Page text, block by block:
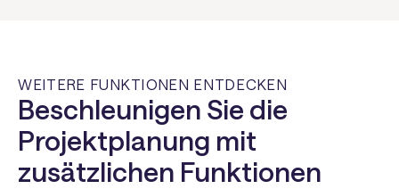
WEITERE FUNKTIONEN ENTDECKEN
Beschleunigen Sie die
Projektplanung mit
zusätzlichen Funktionen